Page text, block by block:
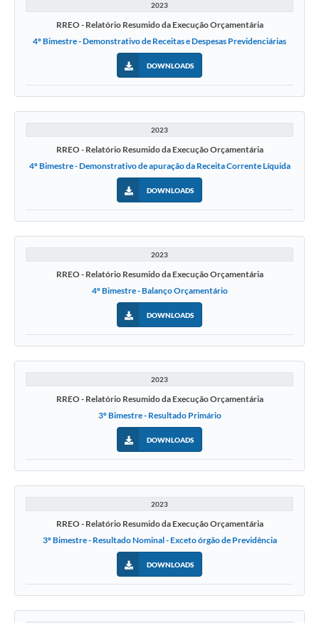
2023
RREO - Relatório Resumido da Execução Orçamentária
4º Bimestre - Demonstrativo de Receitas e Despesas Previdenciárias
DOWNLOADS
2023
RREO - Relatório Resumido da Execução Orçamentária
4º Bimestre - Demonstrativo de apuração da Receita Corrente Líquida
DOWNLOADS
2023
RREO - Relatório Resumido da Execução Orçamentária
4º Bimestre - Balanço Orçamentário
DOWNLOADS
2023
RREO - Relatório Resumido da Execução Orçamentária
3º Bimestre - Resultado Primário
DOWNLOADS
2023
RREO - Relatório Resumido da Execução Orçamentária
3º Bimestre - Resultado Nominal - Exceto órgão de Previdência
DOWNLOADS